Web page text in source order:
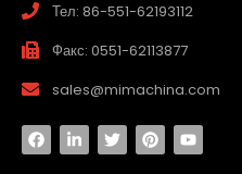
Тел: 86-551-62193112
Факс: 0551-62113877
sales@mimachina.com